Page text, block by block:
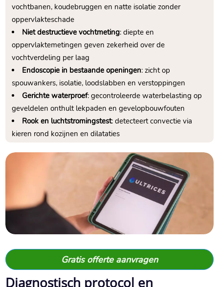
vochtbanen, koudebruggen en natte isolatie zonder
oppervlakteschade
Niet destructieve vochtmeting: diepte en
oppervlaktemetingen geven zekerheid over de
vochtverdeling per laag
Endoscopie in bestaande openingen: zicht op
spouwankers, isolatie, loodslabben en verstoppingen
Gerichte waterproef: gecontroleerde waterbelasting op
geveldelen onthult lekpaden en gevelopbouwfouten
Rook en luchtstromingstest: detecteert convectie via
kieren rond kozijnen en dilataties
Gratis offerte aanvragen
Diagnostisch protocol en